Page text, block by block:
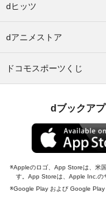
dヒッツ
dアニメストア
ドコモスポーツくじ
dブックア
Appleのロゴ、App Storeは、米
す。App Storeは、Apple Inc.の
Google Play および Google Play